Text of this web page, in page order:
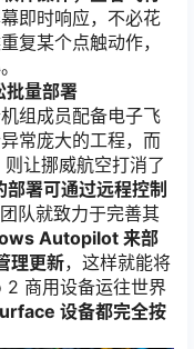
即时响应，不必花
复某个点触动作，
量部署
组成员配备电子飞
常庞大的工程，而
让挪威航空打消了
署可通过远程控制
队就致力于完善其
Autopilot 来部
理更新，这样就能将
商用设备运往世界
设备都完全按